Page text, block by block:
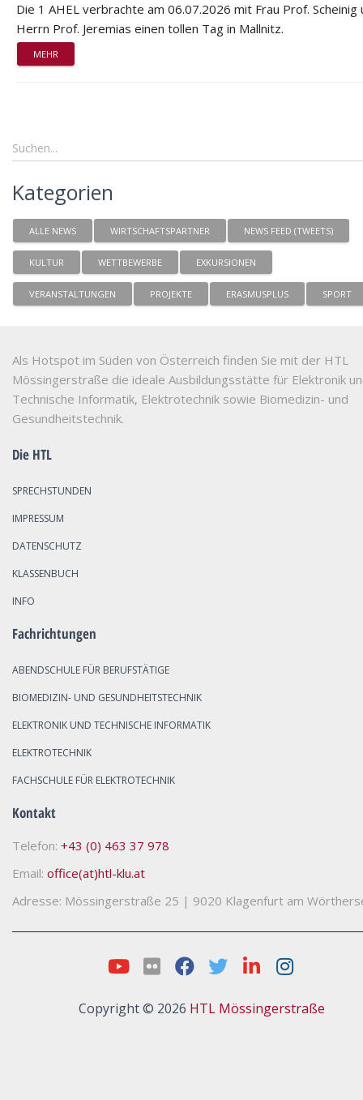
Die 1 AHEL verbrachte am 06.07.2026 mit Frau Prof. Scheinig
Herrn Prof. Jeremias einen tollen Tag in Mallnitz.
MEHR
Kategorien
ALLE NEWS WIRTSCHAFTSPARTNER NEWS FEED (TWEETS)
KULTUR WETTBEWERBE EXKURSIONEN
VERANSTALTUNGEN PROJEKTE ERASMUSPLUS SPORT
Als Hotspot im Süden von Österreich finden Sie mit der HTL
Mössingerstraße die ideale Ausbildungsstätte für Elektronik
Technische Informatik, Elektrotechnik sowie Biomedizin- und
Gesundheitstechnik.
Die HTL
SPRECHSTUNDEN
IMPRESSUM
DATENSCHUTZ
KLASSENBUCH
INFO
Fachrichtungen
ABENDSCHULE FÜR BERUFSTÄTIGE
BIOMEDIZIN- UND GESUNDHEITSTECHNIK
ELEKTRONIK UND TECHNISCHE INFORMATIK
ELEKTROTECHNIK
FACHSCHULE FÜR ELEKTROTECHNIK
Kontakt
Telefon: +43 (0) 463 37 978
Email: office(at)htl-klu.at
Adresse: Mössingerstraße 25 | 9020 Klagenfurt am
Copyright © 2026 HTL Mössingerstraße